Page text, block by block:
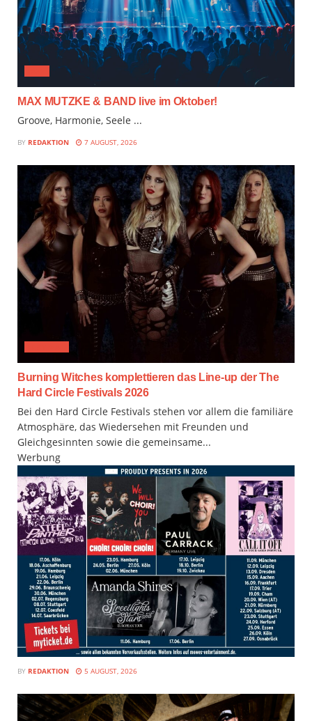
MAX MUTZKE & BAND live im Oktober!
Groove, Harmonie, Seele ...
BY REDAKTION 7 AUGUST, 2026
Burning Witches komplettieren das Line-up der The
Hard Circle Festivals 2026
Bei den Hard Circle Festivals stehen vor allem die familiäre
Atmosphäre, das Wiedersehen mit Freunden und
Gleichgesinnten sowie die gemeinsame...
Werbung
BY REDAKTION 5 AUGUST, 2026